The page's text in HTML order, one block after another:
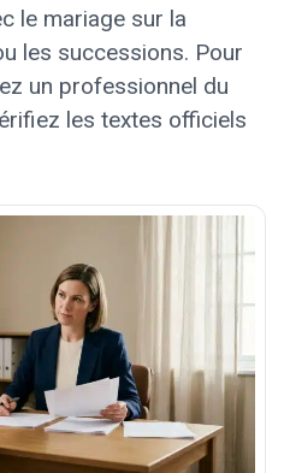
le mariage sur la
les successions. Pour
un professionnel du
les textes officiels